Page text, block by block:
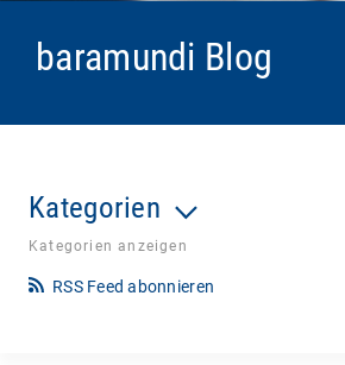
baramundi Blog
Kategorien
Kategorien anzeigen
RSS Feed abonnieren